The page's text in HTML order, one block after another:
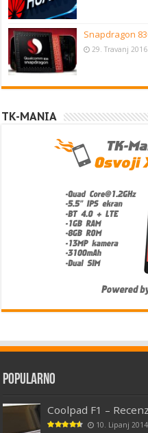
Snapdragon
29. Travanj 2016
TK-MANIA
Popularno
Coolpad F1 –
10. Lipanj 2014